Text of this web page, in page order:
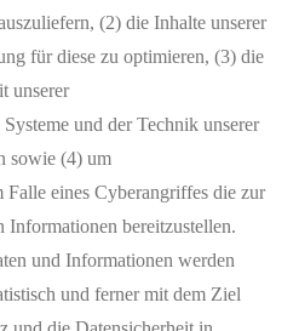
(2) die Inhalte unserer
für diese zu optimieren, (3) die
unserer
und der Technik unserer
sowie (4) um
eines Cyberangriffes die zur
bereitzustellen.
und Informationen werden
und ferner mit dem Ziel